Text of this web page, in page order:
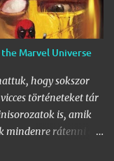
fűzödik, előbbi
A rajongói
mind a
és a Sony közös
a legendás
the Marvel Universe
hogy sokszor
történeteket tár
is, amik
mindenre rátenni egy